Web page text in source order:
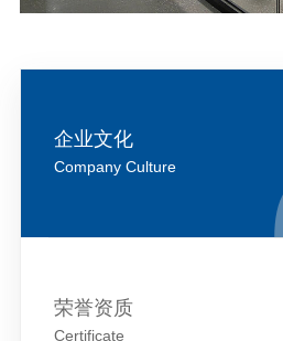
企业文化
Company Culture
荣誉资质
Certificate